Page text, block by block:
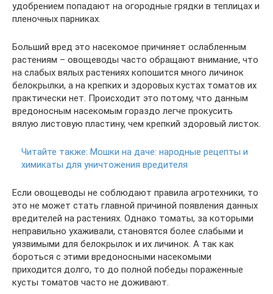
удобрением попадают на огородные грядки в теплицах и
пленочных парниках.
Больший вред это насекомое причиняет ослабленным
растениям – овощеводы часто обращают внимание, что
на слабых вялых растениях копошится много личинок
белокрылки, а на крепких и здоровых кустах томатов их
практически нет. Происходит это потому, что данным
вредоносным насекомым гораздо легче прокусить
вялую листовую пластину, чем крепкий здоровый листок.
Читайте также: Мошки на даче: народные рецепты и
химикаты для уничтожения вредителя
Если овощеводы не соблюдают правила агротехники, то
это не может стать главной причиной появления данных
вредителей на растениях. Однако томаты, за которыми
неправильно ухаживали, становятся более слабыми и
уязвимыми для белокрылок и их личинок. А так как
бороться с этими вредоносными насекомыми
приходится долго, то до полной победы пораженные
кусты томатов часто не доживают.